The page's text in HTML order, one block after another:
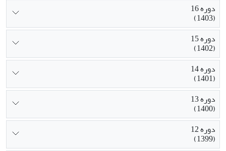
دوره 16
(1403)
دوره 15
(1402)
دوره 14
(1401)
دوره 13
(1400)
دوره 12
(1399)